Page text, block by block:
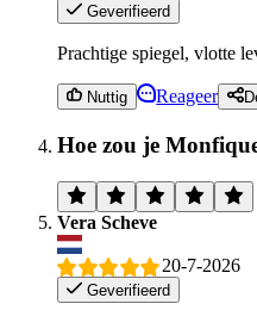
Geverifieerd
Prachtige spiegel, vlotte
Nuttig Reageer
Hoe zou je
Vera Scheve
20-7-2026
Geverifieerd